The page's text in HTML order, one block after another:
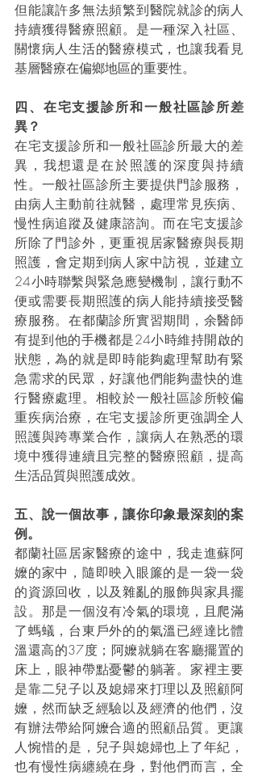
但能讓許多無法頻繁到醫院就診的病人
持續獲得醫療照顧。是一種深入社區、
關懷病人生活的醫療模式，也讓我看見
基層醫療在偏鄉地區的重要性。
四、在宅支援診所和一般社區診所差
異？
在宅支援診所和一般社區診所最大的差
異，我想還是在於照護的深度與持續
性。一般社區診所主要提供門診服務，
由病人主動前往就醫，處理常見疾病、
慢性病追蹤及健康諮詢。而在宅支援診
所除了門診外，更重視居家醫療與長期
照護，會定期到病人家中訪視，並建立
24小時聯繫與緊急應變機制，讓行動不
便或需要長期照護的病人能持續接受醫
療服務。在都蘭診所實習期間，余醫師
有提到他的手機都是24小時維持開啟的
狀態，為的就是即時能夠處理幫助有緊
急需求的民眾，好讓他們能夠盡快的進
行醫療處理。相較於一般社區診所較偏
重疾病治療，在宅支援診所更強調全人
照護與跨專業合作，讓病人在熟悉的環
境中獲得連續且完整的醫療照顧，提高
生活品質與照護成效。
五、說一個故事，讓你印象最深刻的案
例。
都蘭社區居家醫療的途中，我走進蘇阿
嬤的家中，隨即映入眼簾的是一袋一袋
的資源回收，以及雜亂的服飾與家具擺
設。那是一個沒有冷氣的環境，且爬滿
了螞蟻，台東戶外的的氣溫已經達比體
溫還高的37度；阿嬤就躺在客廳擺置的
床上，眼神帶點憂鬱的躺著。家裡主要
是靠二兒子以及媳婦來打理以及照顧阿
嬤，然而缺乏經驗以及經濟的他們，沒
有辦法帶給阿嬤合適的照顧品質。更讓
人惋惜的是，兒子與媳婦也上了年紀，
也有慢性病纏繞在身，對他們而言，全